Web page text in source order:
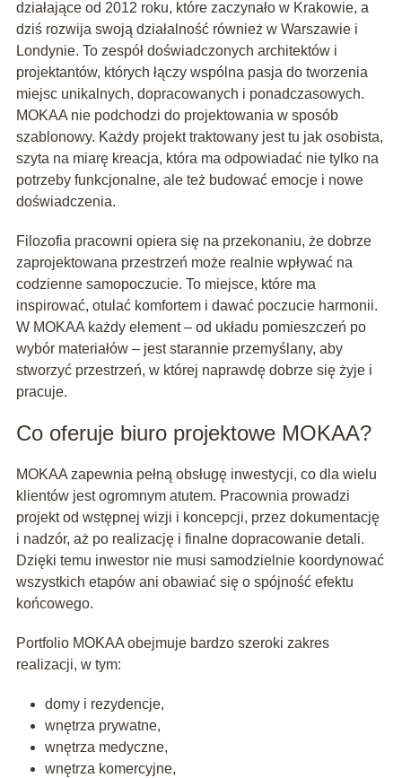
działające od 2012 roku, które zaczynało w Krakowie, a
dziś rozwija swoją działalność również w Warszawie i
Londynie. To zespół doświadczonych architektów i
projektantów, których łączy wspólna pasja do tworzenia
miejsc unikalnych, dopracowanych i ponadczasowych.
MOKAA nie podchodzi do projektowania w sposób
szablonowy. Każdy projekt traktowany jest tu jak osobista,
szyta na miarę kreacja, która ma odpowiadać nie tylko na
potrzeby funkcjonalne, ale też budować emocje i nowe
doświadczenia.
Filozofia pracowni opiera się na przekonaniu, że dobrze
zaprojektowana przestrzeń może realnie wpływać na
codzienne samopoczucie. To miejsce, które ma
inspirować, otulać komfortem i dawać poczucie harmonii.
W MOKAA każdy element – od układu pomieszczeń po
wybór materiałów – jest starannie przemyślany, aby
stworzyć przestrzeń, w której naprawdę dobrze się żyje i
pracuje.
Co oferuje biuro projektowe MOKAA?
MOKAA zapewnia pełną obsługę inwestycji, co dla wielu
klientów jest ogromnym atutem. Pracownia prowadzi
projekt od wstępnej wizji i koncepcji, przez dokumentację
i nadzór, aż po realizację i finalne dopracowanie detali.
Dzięki temu inwestor nie musi samodzielnie koordynować
wszystkich etapów ani obawiać się o spójność efektu
końcowego.
Portfolio MOKAA obejmuje bardzo szeroki zakres
realizacji, w tym:
domy i rezydencje,
wnętrza prywatne,
wnętrza medyczne,
wnętrza komercyjne,